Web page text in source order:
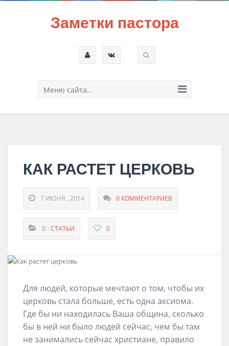
Заметки пастора
Меню сайта...
КАК РАСТЕТ ЦЕРКОВЬ
7 ИЮНЯ , 2014 0 КОММЕНТАРИЕВ
В : СТАТЬИ 0
Для людей, которые мечтают о том, чтобы их
церковь стала больше, есть одна аксиома.
Где бы ни находилась Ваша община, сколько
бы в ней ни было людей сейчас, чем бы там
не занимались сейчас христиане, правило